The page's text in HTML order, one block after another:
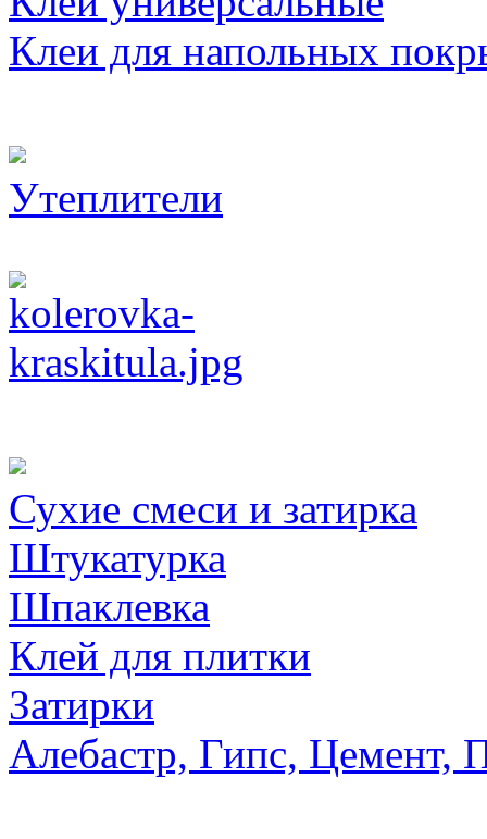
Клеи для напольных
Утеплители
Сухие смеси и затирка
Штукатурка
Шпаклевка
Клей для плитки
Затирки
Алебастр, Гипс, Цемент,